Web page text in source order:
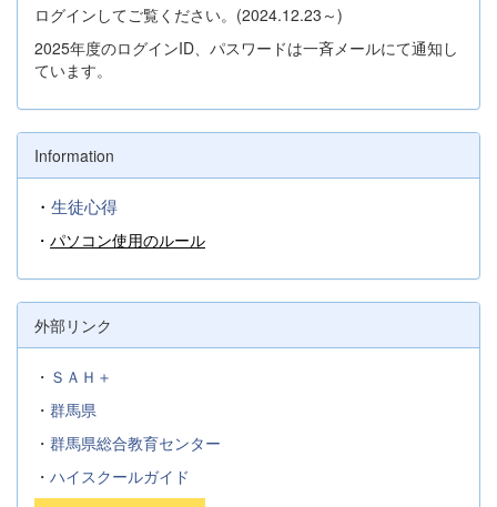
ログインしてご覧ください。(2024.12.23～)
2025年度のログインID、パスワードは一斉メールにて通知し
ています。
Information
・ 生徒心得
・ パソコン使用のルール
外部リンク
・ ＳＡＨ＋
・ 群馬県
・ 群馬県総合教育センター
・ ハイスクールガイド